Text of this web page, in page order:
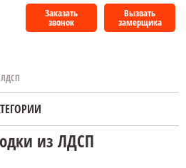
Заказать
звонок
Вызвать
замерщика
из ЛДСП